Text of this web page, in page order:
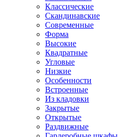
Классические
Скандинавские
Современные
Форма
Высокие
Квадратные
Угловые
Низкие
Особенности
Встроенные
Из кладовки
Закрытые
Открытые
Раздвижные